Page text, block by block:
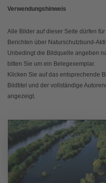
Verwendungshinweis
Alle Bilder auf dieser Seite dürfen
Berichten über Naturschutzbund-
Unbedingt die Bildquelle angeben
bitten Sie um ein Belegexemplar.
Klicken Sie auf das entsprechende
Bildtitel und der vollständige
angezeigt.